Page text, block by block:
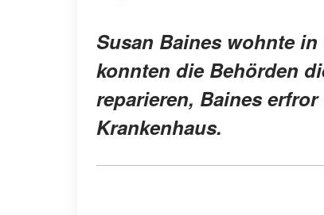
Susan Baines wohnte in
konnten die Behörden
reparieren, Baines
Krankenhaus.